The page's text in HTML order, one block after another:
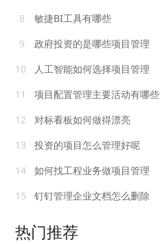
8
敏捷BI工具有哪些
9
政府投资的是哪些项目管理
10
人工智能如何选择项目管理
11
项目配置管理主要活动有哪些
12
对标看板如何做得漂亮
13
投资的项目怎么管理好呢
14
如何找工程业务做项目管理
15
钉钉管理企业文档怎么删除
热门推荐